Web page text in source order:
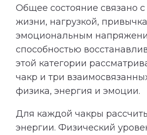
Общее состояние связано
жизни, нагрузкой,
эмоциональным
способностью
этой категории
чакр и три
физика, энергия и эмоции.
Для каждой чакры
энергии. Физический